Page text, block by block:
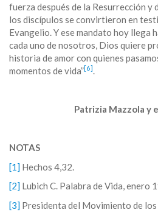
fuerza después de la Resurrección y
los discípulos se convirtieron en
Evangelio. Y ese mandato hoy llega
cada uno de nosotros, Dios quiere
historia de amor con quienes
momentos de vida”[6].
Patrizia Mazzola y
NOTAS
[1] Hechos 4,32.
[2] Lubich C. Palabra de Vida, enero
[3] Presidenta del Movimiento de los